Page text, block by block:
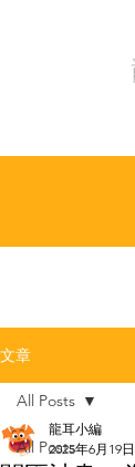
文章
All Posts
All Posts
龍耳小編
2025年6月19日